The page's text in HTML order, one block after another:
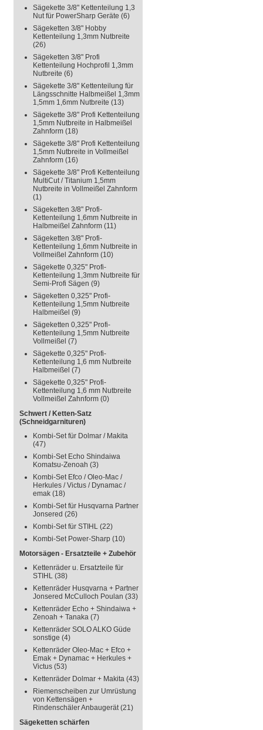
Sägekette 3/8" Kettenteilung 1,3
Nut für PowerSharp Geräte (6)
Sägeketten 3/8" Hobby
Kettenteilung 1,3mm Nutbreite
(26)
Sägeketten 3/8" Profi
Kettenteilung Hochprofil 1,3mm
Nutbreite (6)
Sägekette 3/8" Kettenteilung für
Längsschnitte Halbmeißel 1,3mm
1,5mm 1,6mm Nutbreite (13)
Sägekette 3/8" Profi Kettenteilung
1,5mm Nutbreite in Halbmeißel
Zahnform (18)
Sägekette 3/8" Profi Kettenteilung
1,5mm Nutbreite in Vollmeißel
Zahnform (16)
Sägekette 3/8" Profi Kettenteilung
MultiCut / Titanium 1,5mm
Nutbreite in Vollmeißel Zahnform
(1)
Sägeketten 3/8" Profi-
Kettenteilung 1,6mm Nutbreite in
Halbmeißel Zahnform (11)
Sägeketten 3/8" Profi-
Kettenteilung 1,6mm Nutbreite in
Vollmeißel Zahnform (10)
Sägekette 0,325" Profi-
Kettenteilung 1,3mm Nutbreite für
Semi-Profi Sägen (9)
Sägeketten 0,325" Profi-
Kettenteilung 1,5mm Nutbreite
Halbmeißel (9)
Sägeketten 0,325" Profi-
Kettenteilung 1,5mm Nutbreite
Vollmeißel (7)
Sägekette 0,325" Profi-
Kettenteilung 1,6 mm Nutbreite
Halbmeißel (7)
Sägekette 0,325" Profi-
Kettenteilung 1,6 mm Nutbreite
Vollmeißel Zahnform (0)
Schwert / Ketten-Satz
(Schneidgarnituren)
Kombi-Set für Dolmar / Makita
(47)
Kombi-Set Echo Shindaiwa
Komatsu-Zenoah (3)
Kombi-Set Efco / Oleo-Mac /
Herkules / Victus / Dynamac /
emak (18)
Kombi-Set für Husqvarna Partner
Jonsered (26)
Kombi-Set für STIHL (22)
Kombi-Set Power-Sharp (10)
Motorsägen - Ersatzteile + Zubehör
Kettenräder u. Ersatzteile für
STIHL (38)
Kettenräder Husqvarna + Partner
Jonsered McCulloch Poulan (33)
Kettenräder Echo + Shindaiwa +
Zenoah + Tanaka (7)
Kettenräder SOLO ALKO Güde
sonstige (4)
Kettenräder Oleo-Mac + Efco +
Emak + Dynamac + Herkules +
Victus (53)
Kettenräder Dolmar + Makita (43)
Riemenscheiben zur Umrüstung
von Kettensägen +
Rindenschäler Anbaugerät(21)
Sägeketten schärfen